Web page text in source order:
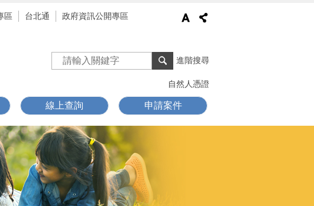
區 台北通
政府資訊公開專區
進階搜尋
自然人憑證
線上查詢 申請案件